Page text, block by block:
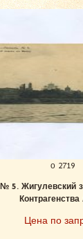
о 2719
5. Жигулевский
Контрагенства
Цена по